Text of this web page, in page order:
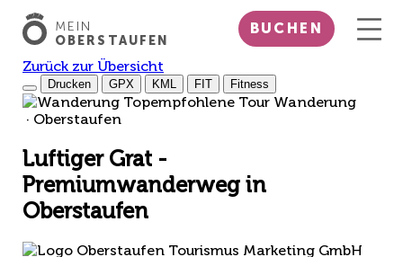
MEIN
OBERSTAUFEN
BUCHEN
Zurück zur Übersicht
Drucken GPX KML FIT Fitness
Topempfohlene Tour Wanderung
· Oberstaufen
Luftiger Grat -
Premiumwanderweg in
Oberstaufen